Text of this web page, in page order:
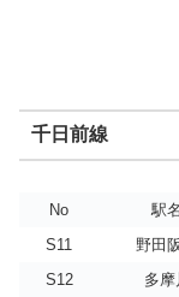
千日前線
No
駅名
S11
野田
S12
多摩